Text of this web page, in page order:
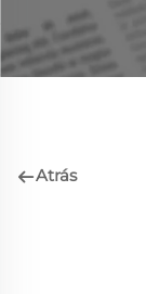
Atrás